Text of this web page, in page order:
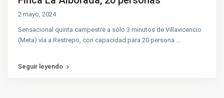
2 mayo, 2024
Sensacional quinta campestre a sólo 3 minutos de Villavicencio
(Meta) vía a Restrepo, con capacidad para 20 persona
Seguir leyendo